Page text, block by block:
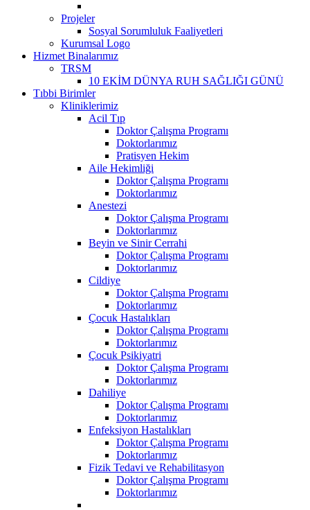
Projeler
Sosyal Sorumluluk Faaliyetleri
Kurumsal Logo
Hizmet Binalarımız
TRSM
10 EKİM DÜNYA RUH SAĞLIĞI GÜNÜ
Tıbbi Birimler
Kliniklerimiz
Acil Tıp
Doktor Çalışma Programı
Doktorlarımız
Pratisyen Hekim
Aile Hekimliği
Doktor Çalışma Programı
Doktorlarımız
Anestezi
Doktor Çalışma Programı
Doktorlarımız
Beyin ve Sinir Cerrahi
Doktor Çalışma Programı
Doktorlarımız
Cildiye
Doktor Çalışma Programı
Doktorlarımız
Çocuk Hastalıkları
Doktor Çalışma Programı
Doktorlarımız
Çocuk Psikiyatri
Doktor Çalışma Programı
Doktorlarımız
Dahiliye
Doktor Çalışma Programı
Doktorlarımız
Enfeksiyon Hastalıkları
Doktor Çalışma Programı
Doktorlarımız
Fizik Tedavi ve Rehabilitasyon
Doktor Çalışma Programı
Doktorlarımız